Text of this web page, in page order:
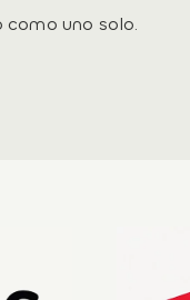
uno solo.